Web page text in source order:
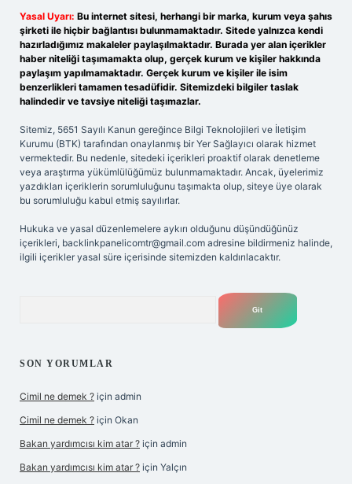
Yasal Uyarı: Bu internet sitesi, herhangi bir marka, kurum veya şahıs
şirketi ile hiçbir bağlantısı bulunmamaktadır. Sitede yalnızca kendi
hazırladığımız makaleler paylaşılmaktadır. Burada yer alan içerikler
haber niteliği taşımamakta olup, gerçek kurum ve kişiler hakkında
paylaşım yapılmamaktadır. Gerçek kurum ve kişiler ile isim
benzerlikleri tamamen tesadüfidir. Sitemizdeki bilgiler taslak
halindedir ve tavsiye niteliği taşımazlar.
Sitemiz, 5651 Sayılı Kanun gereğince Bilgi Teknolojileri ve İletişim
Kurumu (BTK) tarafından onaylanmış bir Yer Sağlayıcı olarak hizmet
vermektedir. Bu nedenle, sitedeki içerikleri proaktif olarak denetleme
veya araştırma yükümlülüğümüz bulunmamaktadır. Ancak, üyelerimiz
yazdıkları içeriklerin sorumluluğunu taşımakta olup, siteye üye olarak
bu sorumluluğu kabul etmiş sayılırlar.
Hukuka ve yasal düzenlemelere aykırı olduğunu düşündüğünüz
içerikleri, backlinkpanelicomtr@gmail.com adresine bildirmeniz halinde,
ilgili içerikler yasal süre içerisinde sitemizden kaldırılacaktır.
SON YORUMLAR
Cimil ne demek ? için admin
Cimil ne demek ? için Okan
Bakan yardımcısı kim atar ? için admin
Bakan yardımcısı kim atar ? için Yalçın